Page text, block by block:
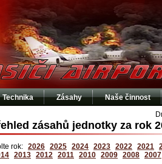
Technika Zásahy Naše činnost
zásahů jednotky za rok
rok: 2026 2025 2024 2023 2022 2021
2013 2012 2011 2010 2009 2008 2007